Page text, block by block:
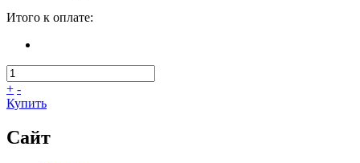
Итого к оплате:
+ -
Купить
Сайт